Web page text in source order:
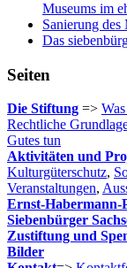
Museums im
Sanierung des
Das
Seiten
Die Stiftung =>
Rechtliche
Gutes tun
Aktivitäten und
Kulturgüterschutz,
Veranstaltungen,
Ernst-Habermann-
Siebenbürger
Zustiftung und
Bilder